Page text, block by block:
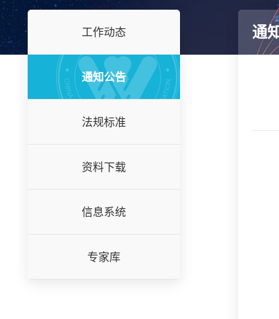
工作动态
通知公告
法规标准
资料下载
信息系统
专家库
通